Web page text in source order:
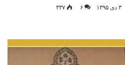
۳ دی ۱۳۹۵ ۶ ۳۳۷